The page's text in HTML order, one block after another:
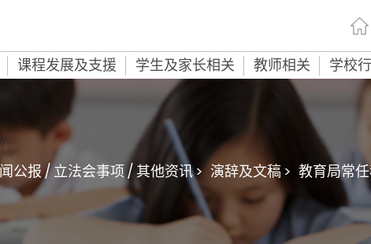
课程发展及支援 学生及家长相关 教师相关 学校
公报 / 立法会事项 / 其他资讯 > 演辞及文稿 > 教育局常